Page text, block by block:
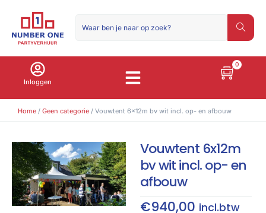
Inloggen
0
Home / Geen categorie / Vouwtent 6x12m bv wit incl. op- en afbouw
Vouwtent 6x12m
bv wit incl. op- en
afbouw
€940,00 incl.btw